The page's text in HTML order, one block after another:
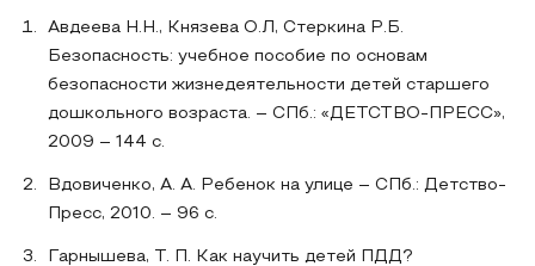
Авдеева Н.Н., Князева О.Л, Стеркина Р.Б.
Безопасность: учебное пособие по основам
безопасности жизнедеятельности детей старшего
дошкольного возраста. – СПб.: «ДЕТСТВО-ПРЕСС»,
2009 – 144 с.
Вдовиченко, А. А. Ребенок на улице – СПб.: Детство-
Пресс, 2010. – 96 с.
Гарнышева, Т. П. Как научить детей ПДД?